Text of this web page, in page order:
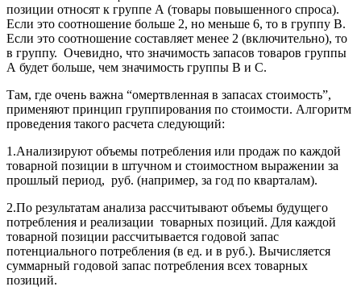
позиции относят к группе А (товары повышенного спроса).
Если это соотношение больше 2, но меньше 6, то в группу В.
Если это соотношение составляет менее 2 (включительно), то
в группу. Очевидно, что значимость запасов товаров группы
А будет больше, чем значимость группы В и С.
Там, где очень важна “омертвленная в запасах стоимость”,
применяют принцип группирования по стоимости. Алгоритм
проведения такого расчета следующий:
1.Анализируют объемы потребления или продаж по каждой
товарной позиции в штучном и стоимостном выражении за
прошлый период, руб. (например, за год по кварталам).
2.По результатам анализа рассчитывают объемы будущего
потребления и реализации товарных позиций. Для каждой
товарной позиции рассчитывается годовой запас
потенциального потребления (в ед. и в руб.). Вычисляется
суммарный годовой запас потребления всех товарных
позиций.